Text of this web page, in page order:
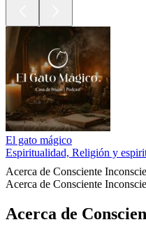
El gato mágico
Espiritualidad, Religión y
Acerca de Consciente
Acerca de Consciente
Acerca de